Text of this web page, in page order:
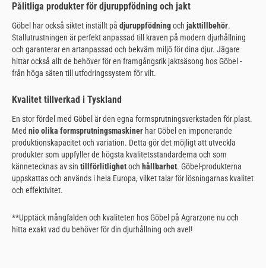
Pålitliga produkter för djuruppfödning och jakt
Göbel har också siktet inställt på djuruppfödningoch jakttillbehör.
Stallutrustningen är perfekt anpassad till kraven på modern djurhållning
och garanterar en artanpassad och bekväm miljö för dina djur. Jägare
hittar också allt de behöver för en framgångsrik jaktsäsong hos Göbel -
från höga säten till utfodringssystem för vilt.
Kvalitet tillverkad i Tyskland
En stor fördel med Göbel är den egna formsprutningsverkstaden för plast.
Med nio olika formsprutningsmaskiner har Göbel en imponerande
produktionskapacitet och variation. Detta gör det möjligt att utveckla
produkter som uppfyller de högsta kvalitetsstandarderna och som
kännetecknas av sin tillförlitlighetoch hållbarhet. Göbel-produkterna
uppskattas och används i hela Europa, vilket talar för lösningarnas kvalitet
och effektivitet.
**Upptäck mångfalden och kvaliteten hos Göbel på Agrarzone nu och
hitta exakt vad du behöver för din djurhållning och avel!